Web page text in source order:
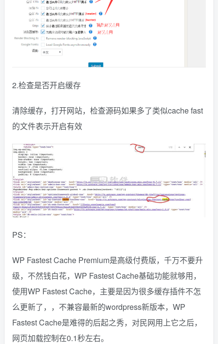
2.检查是否开启缓存
清除缓存，打开网站，检查源码如果多了类似cache fast
的文件表示开启有效
PS：
WP Fastest Cache Premium是高级付费版，千万不要升
级，不然钱白花，WP Fastest Cache基础功能就够用，
使用WP Fastest Cache，主要是因为很多缓存插件不怎
么更新了，，不兼容最新的wordpress新版本，WP
Fastest Cache是难得的后起之秀，对民网用上它之后，
网页加载控制在0.1秒左右。